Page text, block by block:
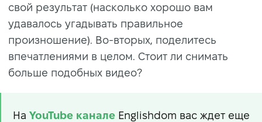
свой результат (насколько хорошо вам
удавалось угадывать правильное
произношение). Во-вторых, поделитесь
впечатлениями в целом. Стоит ли снимать
больше подобных видео?
На YouTube канале Englishdom вас ждет еще